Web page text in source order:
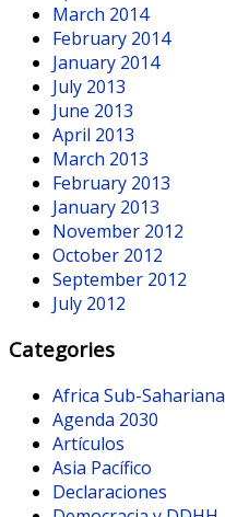
March 2014
February 2014
January 2014
July 2013
June 2013
April 2013
March 2013
February 2013
January 2013
November 2012
October 2012
September 2012
July 2012
Categories
Africa Sub-Sahariana
Agenda 2030
Artículos
Asia Pacífico
Declaraciones